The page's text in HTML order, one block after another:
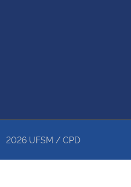
2026 UFSM / CPD